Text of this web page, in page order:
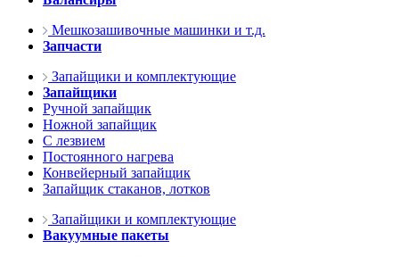
Мешкозашивочные машинки и т.д.
Запчасти
Запайщики и комплектующие
Запайщики
Ручной запайщик
Ножной запайщик
С лезвием
Постоянного нагрева
Конвейерный запайщик
Запайщик стаканов, лотков
Запайщики и комплектующие
Вакуумные пакеты